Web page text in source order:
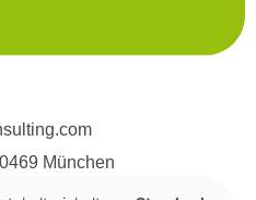
München